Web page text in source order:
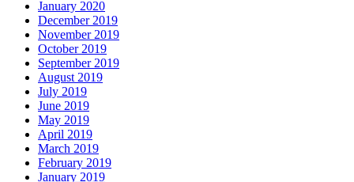
January 2020
December 2019
November 2019
October 2019
September 2019
August 2019
July 2019
June 2019
May 2019
April 2019
March 2019
February 2019
January 2019